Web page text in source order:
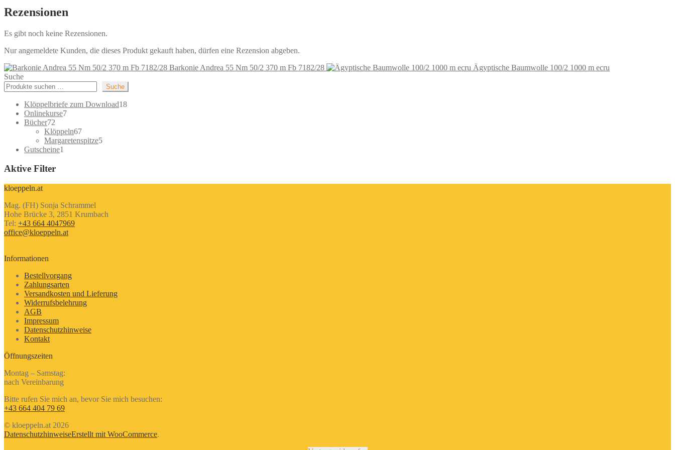
Rezensionen
Es gibt noch keine Rezensionen.
Nur angemeldete Kunden, die dieses Produkt gekauft haben, dürfen eine Rezension abgeben.
Barkonie Andrea 55 Nm 50/2 370 m Fb 7182/28
Ägyptische Baumwolle 100/2 1000 m ecru
Suche
Suche
Klöppelbriefe zum Download1818
Onlinekurse77
Bücher72
Produkte
Klöppeln6767
Produkte
Margaretenspitze55
Gutscheine1
Aktive Filter
kloeppeln.at
Mag. (FH) Sonja Schrammel
Hohe Brücke 3, 2851 Krumbach
Tel: +43 664 4047969
office@kloeppeln.at
Informationen
Bestellvorgang
Zahlungsarten
Versandkosten und Lieferung
Widerrufsbelehrung
AGB
Impressum
Datenschutzhinweise
Kontakt
Öffnungszeiten
Montag – Samstag:
nach Vereinbarung
Bitte rufen Sie mich an, bevor Sie mich besuchen:
+43 664 404 79 69
© kloeppeln.at 2026
DatenschutzhinweiseErstellt mit WooCommerce.